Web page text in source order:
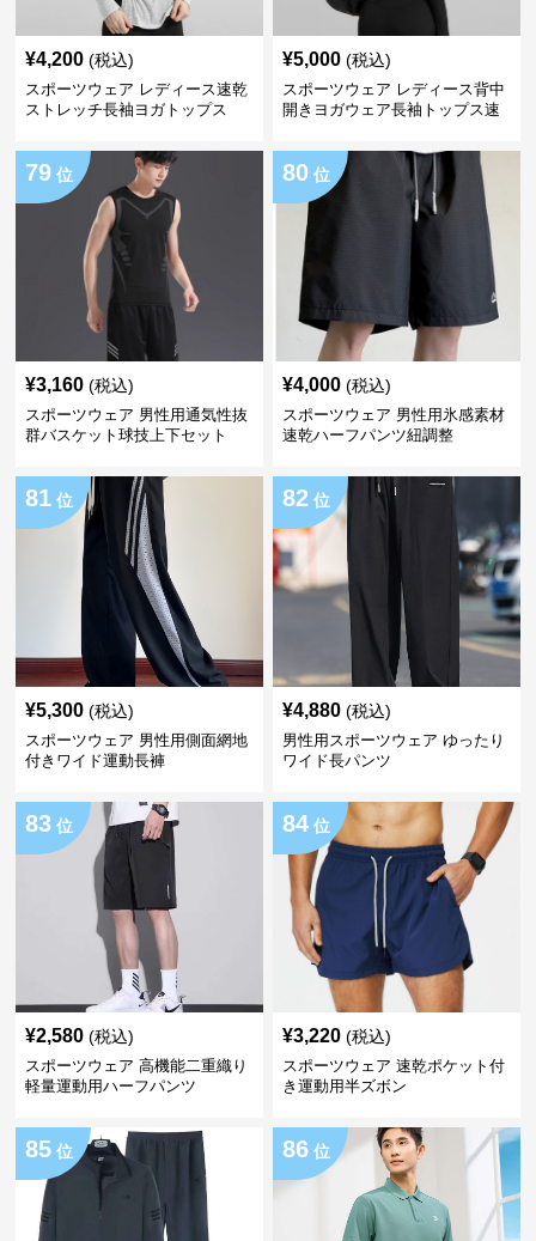
¥4,200 (税込)
スポーツウェア レディース速乾
ストレッチ長袖ヨガトップス
¥5,000 (税込)
スポーツウェア レディース背中
開きヨガウェア長袖トップス速
79 位
¥3,160 (税込)
スポーツウェア 男性用通気性抜
群バスケット球技上下セット
80 位
¥4,000 (税込)
スポーツウェア 男性用氷感素材
速乾ハーフパンツ紐調整
81 位
¥5,300 (税込)
スポーツウェア 男性用側面網地
付きワイド運動長褲
82 位
¥4,880 (税込)
男性用スポーツウェア ゆったり
ワイド長パンツ
83 位
¥2,580 (税込)
スポーツウェア 高機能二重織り
軽量運動用ハーフパンツ
84 位
¥3,220 (税込)
スポーツウェア 速乾ポケット付
き運動用半ズボン
85 位 86 位